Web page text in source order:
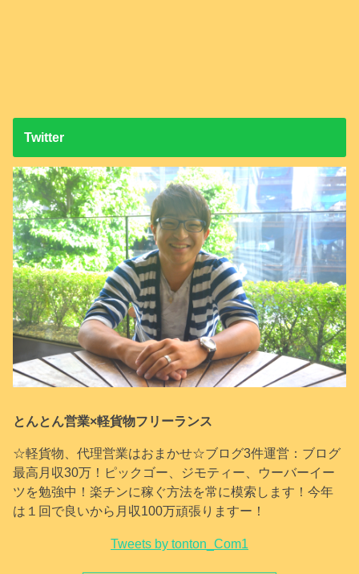
Twitter
とんとん営業×軽貨物フリーランス
☆軽貨物、代理営業はおまかせ☆ブログ3件運営：ブログ
最高月収30万！ピックゴー、ジモティー、ウーバーイー
ツを勉強中！楽チンに稼ぐ方法を常に模索します！今年
は１回で良いから月収100万頑張りますー！
Tweets by tonton_Com1